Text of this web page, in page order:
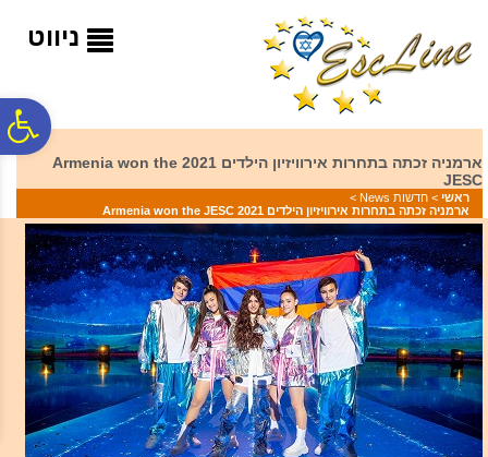
המרכזי
ניווט
ארמניה זכתה בתחרות אירוויזיון הילדים 2021 Armenia won the
JESC
ראשי > חדשות News
>
ארמניה זכתה בתחרות אירוויזיון הילדים 2021 Armenia won the JESC